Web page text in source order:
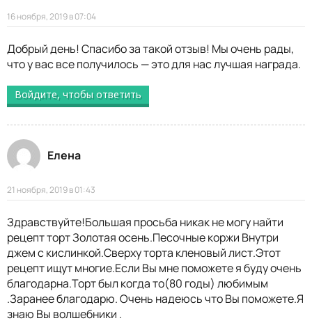
16 ноября, 2019 в 07:04
Добрый день! Спасибо за такой отзыв! Мы очень рады,
что у вас все получилось — это для нас лучшая награда.
Войдите, чтобы ответить
Елена
21 ноября, 2019 в 01:43
Здравствуйте!Большая просьба никак не могу найти
рецепт торт Золотая осень.Песочные коржи Внутри
джем с кислинкой.Сверху торта кленовый лист.Этот
рецепт ищут многие.Если Вы мне поможете я буду очень
благодарна.Торт был когда то(80 годы) любимым
.Заранее благодарю. Очень надеюсь что Вы поможете.Я
знаю Вы волшебники .